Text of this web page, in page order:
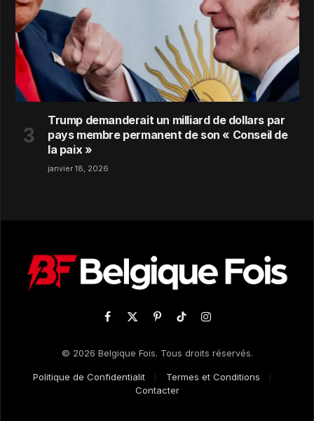
Trump demanderait un milliard de dollars par
pays membre permanent de son « Conseil de
la paix »
janvier 18, 2026
Facebook
X
PinterestTikTokInstagram
© 2026 Belgique Fois. Tous droits réservés.
Politique de Confidentialit
Termes et Conditions
Contacter